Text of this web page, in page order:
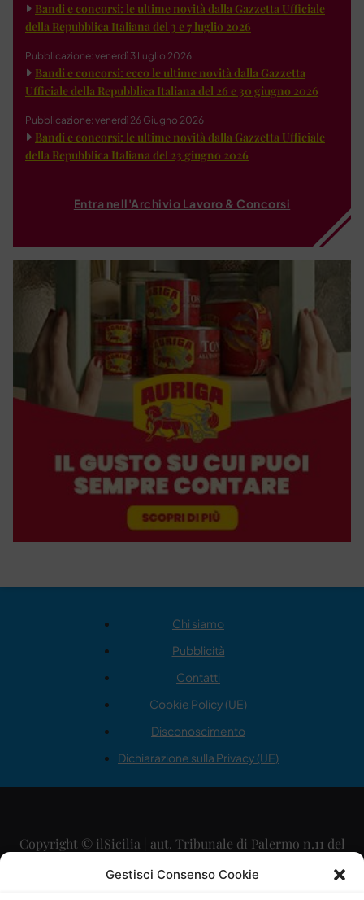
Gestisci Consenso Cookie
Bandi e concorsi: le ultime novità dalla Gazzetta Ufficiale
della Repubblica Italiana del 3 e 7 luglio 2026
Pubblicazione: venerdì 3 Luglio 2026
Bandi e concorsi: ecco le ultime novità dalla Gazzetta
Ufficiale della Repubblica Italiana del 26 e 30 giugno 2026
Pubblicazione: venerdì 26 Giugno 2026
Bandi e concorsi: le ultime novità dalla Gazzetta Ufficiale
della Repubblica Italiana del 23 giugno 2026
Entra nell'Archivio Lavoro & Concorsi
Chi siamo
Pubblicità
Contatti
Cookie Policy (UE)
Disconoscimento
Dichiarazione sulla Privacy (UE)
Copyright © ilSicilia | aut. Tribunale di Palermo n.11 del
29/09/2015